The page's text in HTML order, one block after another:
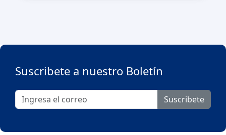
Suscribete a nuestro Boletín
Suscribete